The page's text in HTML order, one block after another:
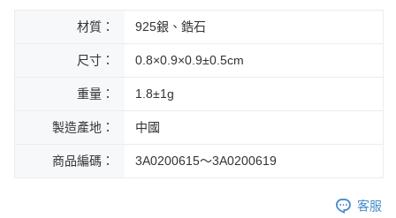
材質： 925銀、鋯石
尺寸： 0.8×0.9×0.9±0.5cm
重量： 1.8±1g
製造產地： 中國
商品編碼： 3A0200615～3A0200619
客服